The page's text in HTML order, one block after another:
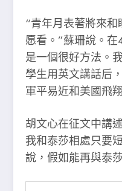
“青年月表著將來
愿看。”蘇珊說。
是一個很好方法。
學生用英文講話后
軍平易近和美國飛
胡文心在征文中講
我和泰莎相處只要
說，假如能再與泰